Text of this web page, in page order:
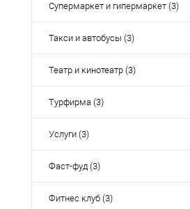
Супермаркет и гипермаркет (3)
Такси и автобусы (3)
Театр и кинотеатр (3)
Турфирма (3)
Услуги (3)
Фаст-фуд (3)
Фитнес клуб (3)